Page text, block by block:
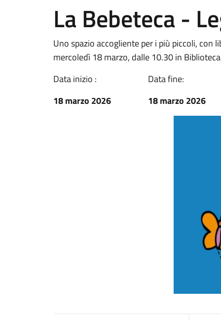
La Bebeteca -
Uno spazio accogliente per i più piccoli,
mercoledì 18 marzo, dalle 10.30 in
Data inizio :
18 marzo 2026
Data fine:
18 marzo 2026